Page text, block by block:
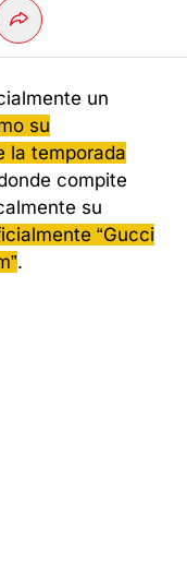
un
su
la temporada
compite
su
“Gucci
.